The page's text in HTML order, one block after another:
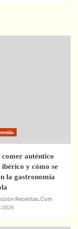
comer auténtico
y cómo se
la gastronomía
Recetitas.Com
2026